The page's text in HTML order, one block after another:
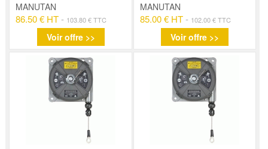
MANUTAN
86.50 € HT - 103.80 € TTC
Voir offre >>
MANUTAN
85.00 € HT- 102.00 € TTC
Voir offre >>